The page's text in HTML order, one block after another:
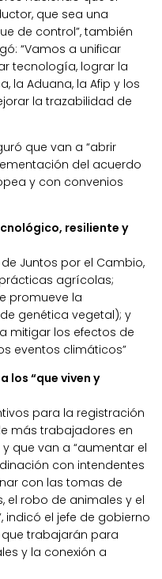
que sea una
de control”, también
“Vamos a unificar
tecnología, lograr la
la Aduana, la Afip y los
la trazabilidad de
que van a “abrir
del acuerdo
y con convenios
resiliente y
Juntos por el Cambio,
agrícolas;
promueve la
genética vegetal); y
mitigar los efectos de
eventos climáticos”
los “que viven y
para la registración
más trabajadores en
que van a “aumentar el
con intendentes
con las tomas de
el robo de animales y el
el jefe de gobierno
trabajarán para
y la conexión a